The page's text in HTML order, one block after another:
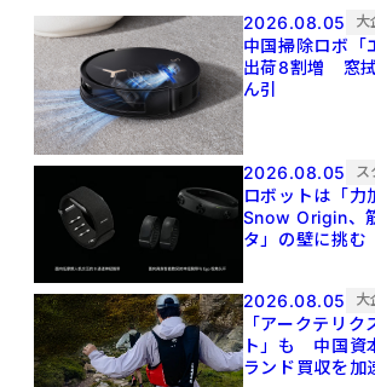
2026.08.05
大
中国掃除ロボ「
出荷8割増 窓
ん引
2026.08.05 ス
ロボットは「
Snow Origin、
タ」の壁に挑む
2026.08.05 大
「アークテリク
ト」も 中国資
ランド買収を加